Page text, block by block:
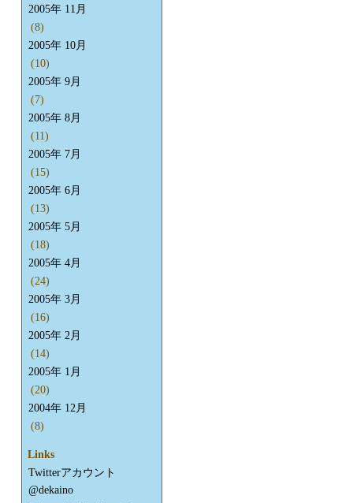
2005年 11月
(8)
2005年 10月
(10)
2005年 9月
(7)
2005年 8月
(11)
2005年 7月
(15)
2005年 6月
(13)
2005年 5月
(18)
2005年 4月
(24)
2005年 3月
(16)
2005年 2月
(14)
2005年 1月
(20)
2004年 12月
(8)
Links
Twitterアカウント
@dekaino